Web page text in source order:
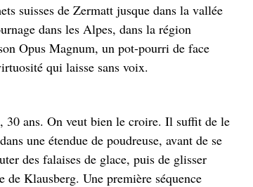
suisses de Zermatt jusque dans la vallée
dans les Alpes, dans la région
Opus Magnum, un pot-pourri de face
qui laisse sans voix.
30 ans. On veut bien le croire. Il suffit de le
une étendue de poudreuse, avant de se
des falaises de glace, puis de glisser
de Klausberg. Une première séquence